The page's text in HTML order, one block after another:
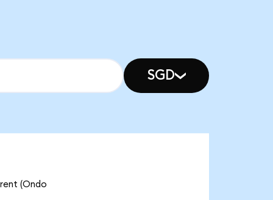
SGD
(Ondo